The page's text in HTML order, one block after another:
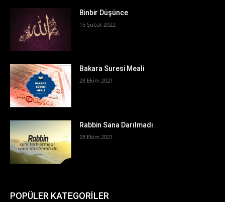
Binbir Düşünce
15 Şubat 2022
Bakara Suresi Meali
28 Ekim 2021
Rabbin Sana Darılmadı
28 Ekim 2021
POPÜLER KATEGORİLER